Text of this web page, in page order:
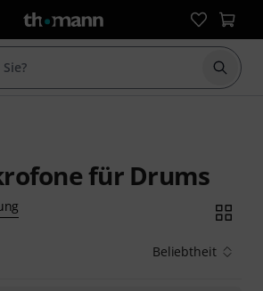
Suche
für Drums
Beliebtheit